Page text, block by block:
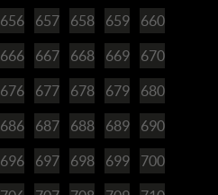
656 657 658 659 660
666 667 668 669 670
676 677 678 679 680
686 687 688 689 690
696 697 698 699 700